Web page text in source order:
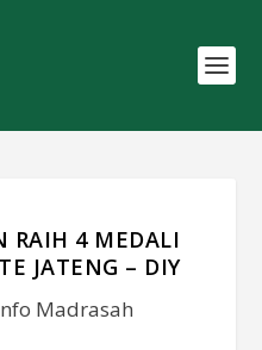
RAIH 4 MEDALI
JATENG – DIY
Madrasah